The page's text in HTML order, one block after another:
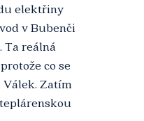
elektřiny
v Bubenči
Ta reálná
co se
Válek. Zatím